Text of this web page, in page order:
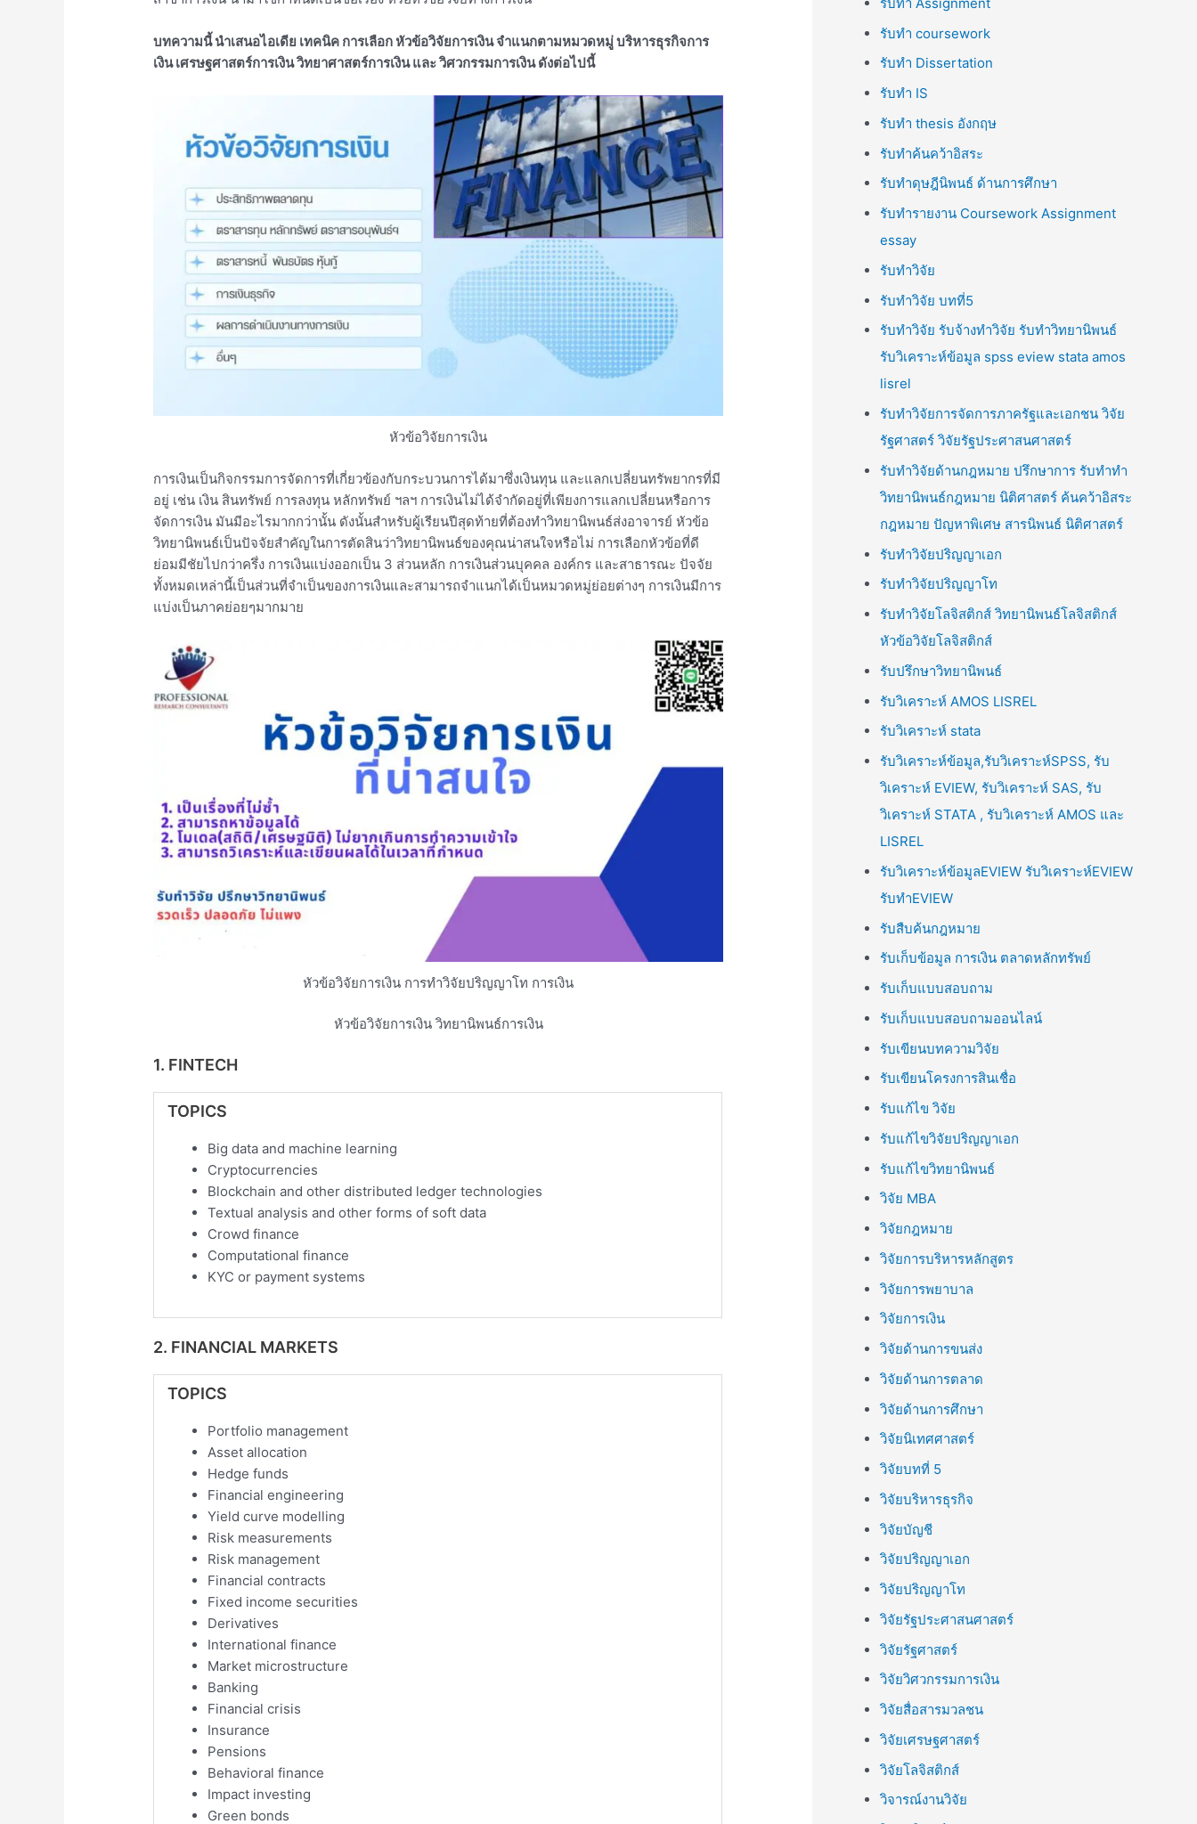
บทความนี้ นำเสนอไอเดีย เทคนิค การเลือก หัวข้อวิจัยการเงิน จำแนกตามหมวดหมู่ บริหารธุรกิจการ
เงิน เศรษฐศาสตร์การเงิน วิทยาศาสตร์การเงิน และ วิศวกรรมการเงิน ดังต่อไปนี้
หัวข้อวิจัยการเงิน
การเงินเป็นกิจกรรมการจัดการที่เกี่ยวข้องกับกระบวนการได้มาซึ่งเงินทุน และแลกเปลี่ยนทรัพยากรที่มี
อยู่ เช่น เงิน สินทรัพย์ การลงทุน หลักทรัพย์ ฯลฯ การเงินไม่ได้จำกัดอยู่ที่เพียงการแลกเปลี่ยนหรือการ
จัดการเงิน มันมีอะไรมากกว่านั้น ดังนั้นสำหรับผู้เรียนปีสุดท้ายที่ต้องทำวิทยานิพนธ์ส่งอาจารย์ หัวข้อ
วิทยานิพนธ์เป็นปัจจัยสำคัญในการตัดสินว่าวิทยานิพนธ์ของคุณน่าสนใจหรือไม่ การเลือกหัวข้อที่ดี
ย่อมมีชัยไปกว่าครึ่ง การเงินแบ่งออกเป็น 3 ส่วนหลัก การเงินส่วนบุคคล องค์กร และสาธารณะ ปัจจัย
ทั้งหมดเหล่านี้เป็นส่วนที่จำเป็นของการเงินและสามารถจำแนกได้เป็นหมวดหมู่ย่อยต่างๆ การเงินมีการ
แบ่งเป็นภาคย่อยๆมากมาย
หัวข้อวิจัยการเงิน การทำวิจัยปริญญาโท การเงิน
หัวข้อวิจัยการเงิน วิทยานิพนธ์การเงิน
1. FINTECH
TOPICS
Big data and machine learning
Cryptocurrencies
Blockchain and other distributed ledger technologies
Textual analysis and other forms of soft data
Crowd finance
Computational finance
KYC or payment systems
2. FINANCIAL MARKETS
TOPICS
Portfolio management
Asset allocation
Hedge funds
Financial engineering
Yield curve modelling
Risk measurements
Risk management
Financial contracts
Fixed income securities
Derivatives
International finance
Market microstructure
Banking
Financial crisis
Insurance
Pensions
Behavioral finance
Impact investing
Green bonds
รับทำ coursework
รับทำ Dissertation
รับทำ IS
รับทำ thesis อังกฤษ
รับทำค้นคว้าอิสระ
รับทำดุษฎีนิพนธ์ ด้านการศึกษา
รับทำรายงาน Coursework Assignment
essay
รับทำวิจัย
รับทำวิจัย บทที่5
รับทำวิจัย รับจ้างทำวิจัย รับทำวิทยานิพนธ์
รับวิเคราะห์ข้อมูล spss eview stata amos
lisrel
รับทำวิจัยการจัดการภาครัฐและเอกชน วิจัย
รัฐศาสตร์ วิจัยรัฐประศาสนศาสตร์
รับทำวิจัยด้านกฎหมาย ปรึกษาการ รับทำทำ
วิทยานิพนธ์กฎหมาย นิติศาสตร์ ค้นคว้าอิสระ
กฎหมาย ปัญหาพิเศษ สารนิพนธ์ นิติศาสตร์
รับทำวิจัยปริญญาเอก
รับทำวิจัยปริญญาโท
รับทำวิจัยโลจิสติกส์ วิทยานิพนธ์โลจิสติกส์
หัวข้อวิจัยโลจิสติกส์
รับปรึกษาวิทยานิพนธ์
รับวิเคราะห์ AMOS LISREL
รับวิเคราะห์ stata
รับวิเคราะห์ข้อมูล,รับวิเคราะห์SPSS, รับ
วิเคราะห์ EVIEW, รับวิเคราะห์ SAS, รับ
วิเคราะห์ STATA , รับวิเคราะห์ AMOS และ
LISREL
รับวิเคราะห์ข้อมูลEVIEW รับวิเคราะห์EVIEW
รับทำEVIEW
รับสืบค้นกฎหมาย
รับเก็บข้อมูล การเงิน ตลาดหลักทรัพย์
รับเก็บแบบสอบถาม
รับเก็บแบบสอบถามออนไลน์
รับเขียนบทความวิจัย
รับเขียนโครงการสินเชื่อ
รับแก้ไข วิจัย
รับแก้ไขวิจัยปริญญาเอก
รับแก้ไขวิทยานิพนธ์
วิจัย MBA
วิจัยกฎหมาย
วิจัยการบริหารหลักสูตร
วิจัยการพยาบาล
วิจัยการเงิน
วิจัยด้านการขนส่ง
วิจัยด้านการตลาด
วิจัยด้านการศึกษา
วิจัยนิเทศศาสตร์
วิจัยบทที่ 5
วิจัยบริหารธุรกิจ
วิจัยบัญชี
วิจัยปริญญาเอก
วิจัยปริญญาโท
วิจัยรัฐประศาสนศาสตร์
วิจัยรัฐศาสตร์
วิจัยวิศวกรรมการเงิน
วิจัยสื่อสารมวลชน
วิจัยเศรษฐศาสตร์
วิจัยโลจิสติกส์
วิจารณ์งานวิจัย